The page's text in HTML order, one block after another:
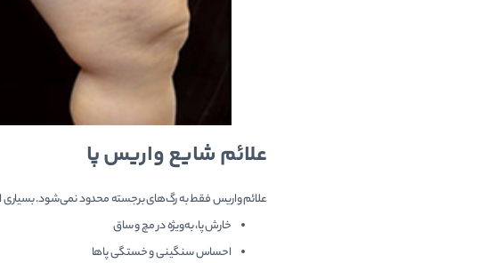
علائم شایع واریس پا
علائم واریس فقط به رگ‌های برجسته محدود نمی‌شود. بسیاری از
خارش پا، به‌ویژه در مچ و ساق
احساس سنگینی و خستگی پاها